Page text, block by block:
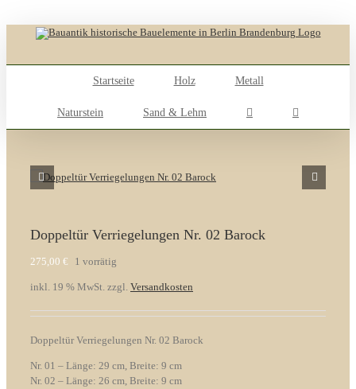
content
Startseite
Holz Metall
Naturstein Sand & Lehm
Doppeltür Verriegelungen Nr. 02 Barock
275,00 € 1 vorrätig
inkl. 19 % MwSt. zzgl. Versandkosten
Doppeltür Verriegelungen Nr. 02 Barock
Nr. 01 – Länge: 29 cm, Breite: 9 cm
Nr. 02 – Länge: 26 cm, Breite: 9 cm